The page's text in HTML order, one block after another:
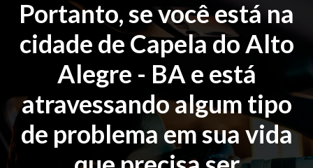
Portanto, se você está na
cidade de Capela do Alto
Alegre - BA e está
atravessando algum tipo
de problema em sua vida